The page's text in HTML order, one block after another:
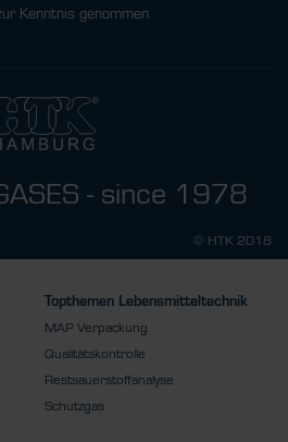
Kenntnis genommen.
- since 1978
© HTK 2018
Topthemen Lebensmitteltechnik
MAP Verpackung
Qualitätskontrolle
Restsauerstoffanalyse
Schutzgas